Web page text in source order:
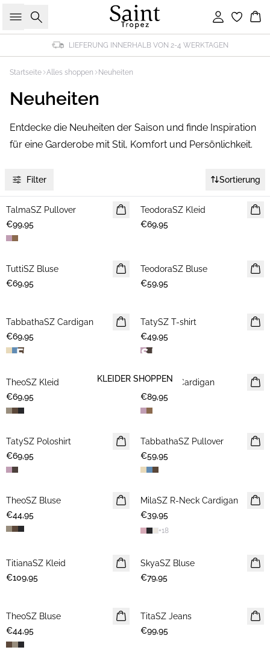
Suche Einloggen
LIEFERUNG INNERHALB VON 2-4 WERKTAGEN
Startseite Alles shoppen Neuheiten
Neuheiten
Entdecke die Neuheiten der Saison und finde Inspiration
für eine Garderobe mit Stil, Komfort und Persönlichkeit.
Filter Sortierung
NEUHEIT
TalmaSZ Pullover
€99,95
NEUHEIT
TeodoraSZ Kleid
€69,95
NEUHEIT
TuttiSZ Bluse
€69,95
NEUHEIT
TeodoraSZ Bluse
€59,95
NEUHEIT
TabbathaSZ Cardigan
€69,95
NEUHEIT
TatySZ T-shirt
€49,95
NEUHEIT
TheoSZ Kleid
€69,95
NEUHEIT
TalmaSZ Cardigan
€89,95
NEUHEIT
TatySZ Poloshirt
€69,95
NEUHEIT
TabbathaSZ Pullover
€59,95
NEUHEIT
TheoSZ Bluse
€44,95
NEUHEIT
2 FOR €65
MilaSZ R-Neck Cardigan
€39,95
+18
NEUHEIT
TitianaSZ Kleid
€109,95
NEUHEIT
SkyaSZ Bluse
€79,95
NEUHEIT
TheoSZ Bluse
€44,95
NEUHEIT
TitaSZ Jeans
€99,95
FINDE DEIN NÄCHSTES LIEBLINGSSTÜCK
KLEIDER SHOPPEN